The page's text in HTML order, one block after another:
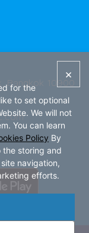
Bangkok 10900
for the
to set optional
We will not
You can learn
Policy By
the storing and
navigation,
efforts.
×